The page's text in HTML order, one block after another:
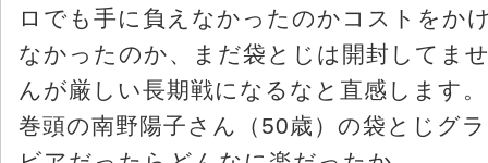
ロでも手に負えなかったのかコストをか
なかったのか、まだ袋とじは開封してま
んが厳しい長期戦になるなと直感します。
巻頭の南野陽子さん（50歳）の袋とじグラ